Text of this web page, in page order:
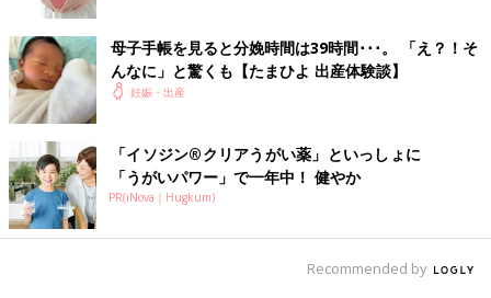
ハローキティ たっぷり＆すっきり収納！母子手帳ケース
グレーのチェック柄×赤リボンのオリジナルキティちゃん柄に、
黒パイピンク＆ゴールド金具で大人っぽさをプラス。持ち歩くだ
けで気分も上がる、バッグタイプの母子手帳ケース。
●サイズ（cm）／高さ約17・幅約23・奥行き約2
●セット内容／本体×1、着脱式ストラップ×1
●素材／表地：ポリエステル、裏地：ポリエステル、透明カード
ポケット：EVA、ファスナー：ポリエステル
母子手帳を見ると分娩時間は39時間･･･。 「え？！そ
んなに」と驚くも【たまひよ 出産体験談】
妊娠・出産
「イソジン®クリアうがい薬」といっしょに
「うがいパワー」で一年中！ 健やか
PR(iNova｜Hugkum)
Recommended by